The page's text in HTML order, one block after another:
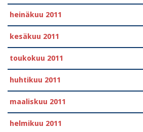
heinäkuu 2011
kesäkuu 2011
toukokuu 2011
huhtikuu 2011
maaliskuu 2011
helmikuu 2011